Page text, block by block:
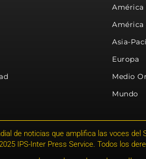
América
América
Asia-
Europa
Medio
Mundo
de noticias que amplifica las voces del
IPS-Inter Press Service. Todos los